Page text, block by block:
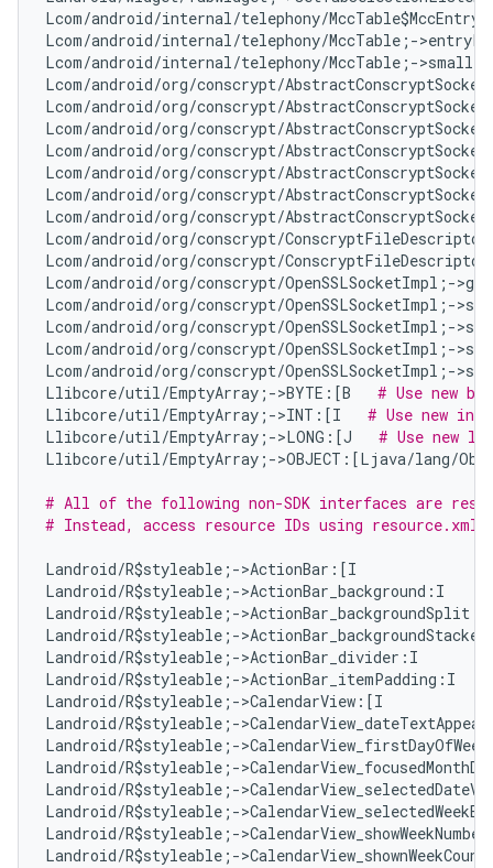
Lcom/android/internal/telephony/
Lcom/android/internal/telephony/MccTable;-
Lcom/android/internal/telephony/MccTable;-
Lcom/android/org/conscrypt/
Lcom/android/org/conscrypt/
Lcom/android/org/conscrypt/
Lcom/android/org/conscrypt/
Lcom/android/org/conscrypt/
Lcom/android/org/conscrypt/
Lcom/android/org/conscrypt/
Lcom/android/org/conscrypt/
Lcom/android/org/conscrypt/
Lcom/android/org/conscrypt/OpenSSLSocketImpl;-
Lcom/android/org/conscrypt/OpenSSLSocketImpl;-
Lcom/android/org/conscrypt/
Lcom/android/org/conscrypt/OpenSSLSocketImpl;-
Lcom/android/org/conscrypt/OpenSSLSocketImpl;-
Llibcore/util/EmptyArray;->BYTE:[B # Use new
Llibcore/util/EmptyArray;->INT:[I # Use new
Llibcore/util/EmptyArray;->LONG:[J # Use new
Llibcore/util/EmptyArray;->OBJECT:[Ljava/lang/
# All of the following non-SDK interfaces are
# Instead, access resource IDs using